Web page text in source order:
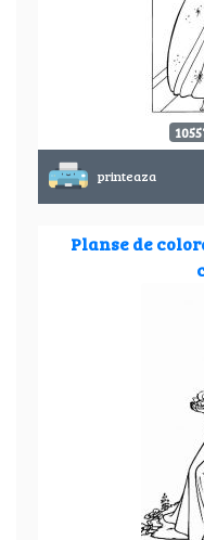
printeaza
Planse de